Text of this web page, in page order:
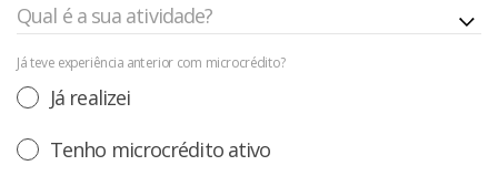
Qual é a sua atividade?
Já teve experiência anterior com microcrédito?
Já realizei
Tenho microcrédito ativo